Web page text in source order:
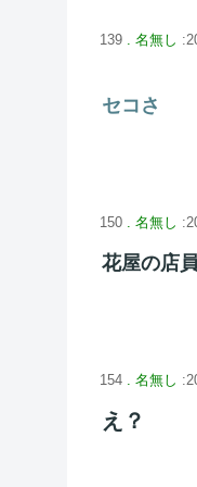
139 . 名無し
セコさ
150 . 名無し
花屋の店
154 . 名無し
え？